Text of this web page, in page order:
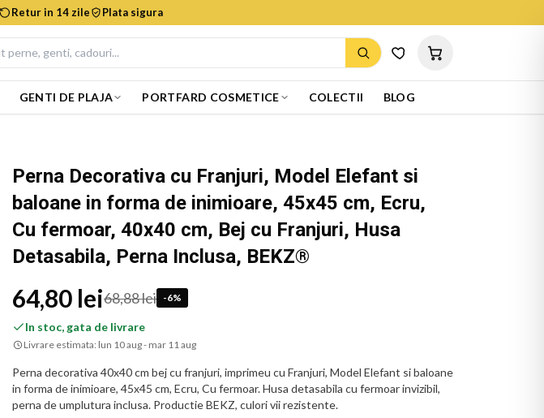
Retur in 14 zile Plata sigura
GENTI DE PLAJA PORTFARD COSMETICE COLECTII BLOG
Perna Decorativa cu Franjuri, Model Elefant si
baloane in forma de inimioare, 45x45 cm, Ecru,
Cu fermoar, 40x40 cm, Bej cu Franjuri, Husa
Detasabila, Perna Inclusa, BEKZ®
64,80 lei68,88 lei -6%
In stoc, gata de livrare
Livrare estimata: lun 10 aug - mar 11 aug
Perna decorativa 40x40 cm bej cu franjuri, imprimeu cu Franjuri, Model Elefant si baloane
in forma de inimioare, 45x45 cm, Ecru, Cu fermoar. Husa detasabila cu fermoar invizibil,
perna de umplutura inclusa. Productie BEKZ, culori vii rezistente.